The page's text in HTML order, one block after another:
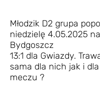
Młodzik D2 grupa
niedzielę 4.05.2025
Bydgoszcz
13:1 dla Gwiazdy.
sama dla nich jak i
meczu ?